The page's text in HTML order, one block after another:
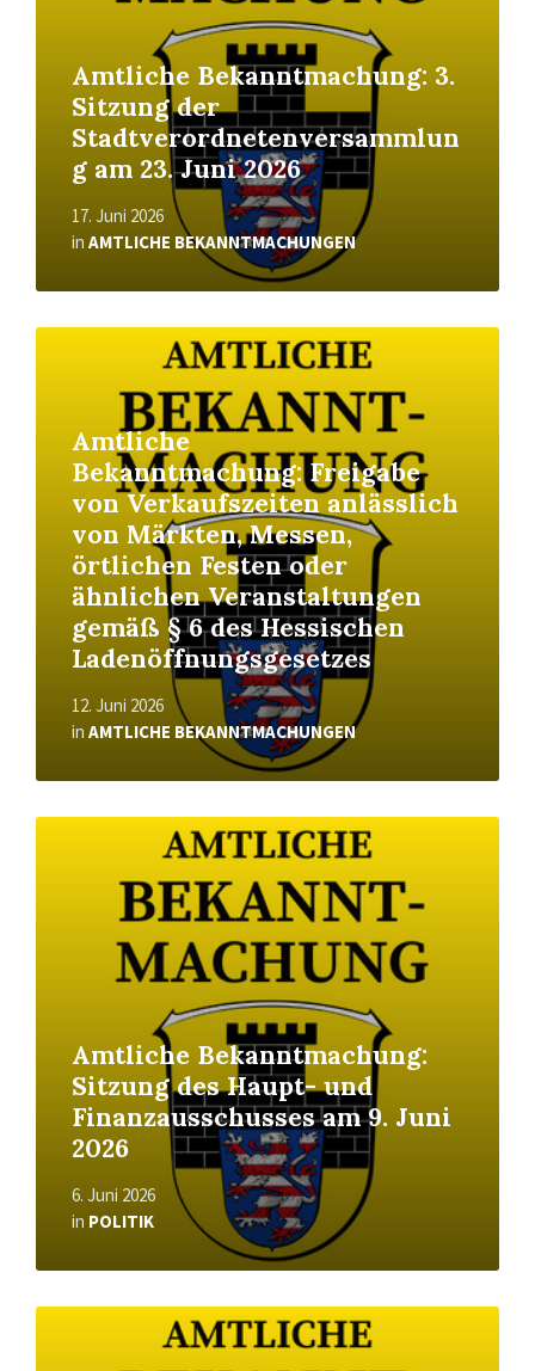
Amtliche Bekanntmachung: 3.
Sitzung der
Stadtverordnetenversammlun
g am 23. Juni 2026
17. Juni 2026
in AMTLICHE BEKANNTMACHUNGEN
Amtliche
Bekanntmachung: Freigabe
von Verkaufszeiten anlässlich
von Märkten, Messen,
örtlichen Festen oder
ähnlichen Veranstaltungen
gemäß § 6 des Hessischen
Ladenöffnungsgesetzes
12. Juni 2026
in AMTLICHE BEKANNTMACHUNGEN
Read
Amtliche Bekanntmachung:
Sitzung des Haupt- und
Finanzausschusses am 9. Juni
2026
6. Juni 2026
in POLITIK
Read
Read